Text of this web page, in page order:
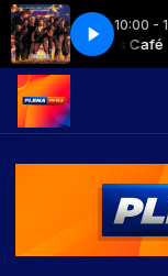
10:00 -
com Carlos Café
OF GLORY